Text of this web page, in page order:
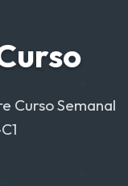
Curso Semanal